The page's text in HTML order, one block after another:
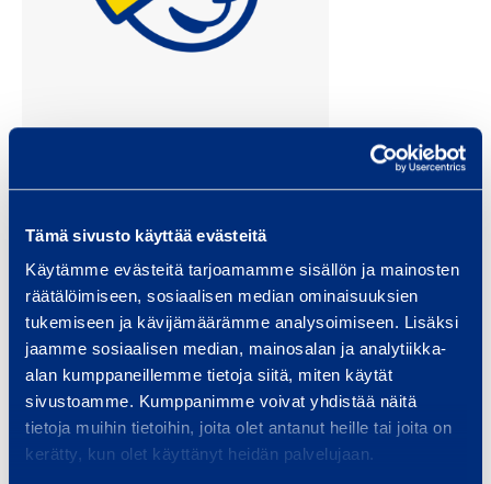
Tämä sivusto käyttää evästeitä
Käytämme evästeitä tarjoamamme sisällön ja mainosten
räätälöimiseen, sosiaalisen median ominaisuuksien
tukemiseen ja kävijämäärämme analysoimiseen. Lisäksi
jaamme sosiaalisen median, mainosalan ja analytiikka-
alan kumppaneillemme tietoja siitä, miten käytät
sivustoamme. Kumppanimme voivat yhdistää näitä
tietoja muihin tietoihin, joita olet antanut heille tai joita on
kerätty, kun olet käyttänyt heidän palvelujaan.
Tero Lehtonen
kundcenterchef
Västra Finland
tero.lehtonen@ramirent.fi
+358 40 687 5335
Ramirent kundcenter Björneborg